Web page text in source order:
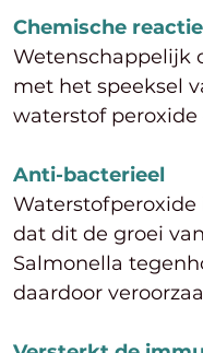
Chemische reactie
Wetenschappelijk
met het speeksel
waterstof
Anti-bacterieel
dat dit de groei
Salmonella
daardoor